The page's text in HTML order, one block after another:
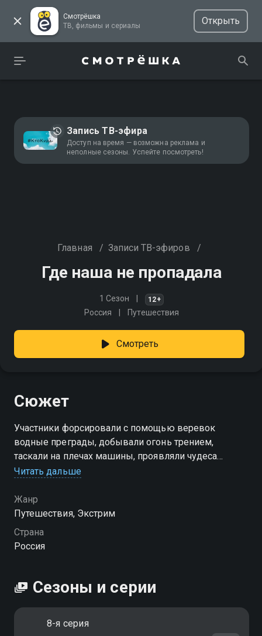
Смотрёшка
ТВ, фильмы и сериалы
Открыть
Запись ТВ-эфира
Доступ на время — возможна реклама и
неполные сезоны. Успейте посмотреть!
Главная / Записи ТВ-эфиров /
Где наша не пропадала
1 Сезон 12+
Россия Путешествия
Смотреть
Сюжет
Участники форсировали с помощью веревок
водные преграды, добывали огонь трением,
таскали на плечах машины, проявляли чудеса
эквилибристики, преодолевая сложные
пристальным объективом видеокамеры
Читать дальше
Жанр
Путешествия, Экстрим
Страна
Россия
Сезоны и серии
8-я серия